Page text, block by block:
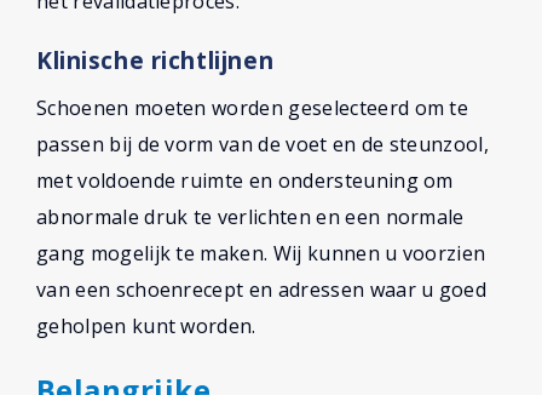
Klinische richtlijnen
Schoenen moeten worden geselecteerd om te
passen bij de vorm van de voet en de steunzool,
met voldoende ruimte en ondersteuning om
abnormale druk te verlichten en een normale
gang mogelijk te maken. Wij kunnen u voorzien
van een schoenrecept en adressen waar u goed
geholpen kunt worden.